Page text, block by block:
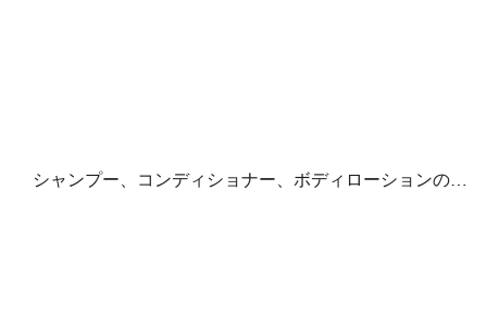
シャンプー、コンディショナー、ボディローションのス